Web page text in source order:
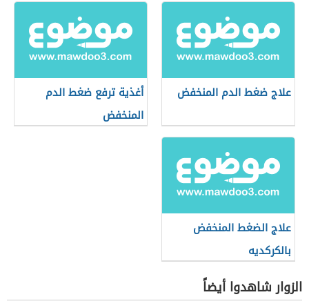
علاج ضغط الدم المنخفض
أغذية ترفع ضغط الدم
المنخفض
علاج الضغط المنخفض
بالكركديه
الزوار شاهدوا أيضاً